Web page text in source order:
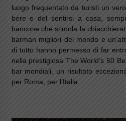
luogo frequentato da turisti un
bere e del sentirsi a casa,
bancone che stimola la
barman migliori del mondo e
di tutto hanno permesso di far
nella prestigiosa The World’s 50
bar mondiali, un risultato
per Roma, per l’Italia.